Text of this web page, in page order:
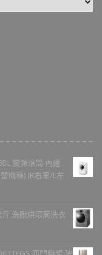
變頻滾筒 內建
機種) (R右開/L左
洗脫烘滾筒洗衣